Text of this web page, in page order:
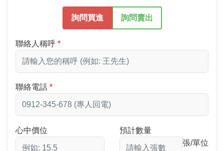
詢問買進 詢問賣出
聯絡人稱呼
聯絡電話
心中價位
預計數量
張/單位